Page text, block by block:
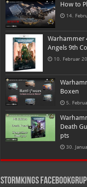
How to
14.
Warhammer
Angels 9th
10. Februar
Boxen
5.
Death
pts
30.
Stormkings